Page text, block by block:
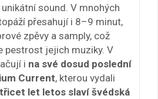
sound. V mnohých
přesahují i 8–9 minut,
zpěvy a samply, což
pestrost jejich muziky. V
i na své dosud poslední
Current, kterou vydali
třicet let letos slaví švédská